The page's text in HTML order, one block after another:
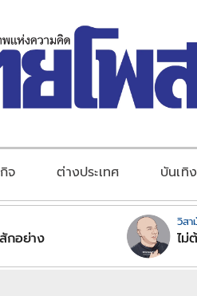
จ ต่างประเทศ บันเทิง
สักอย่าง
วิส
ไม่